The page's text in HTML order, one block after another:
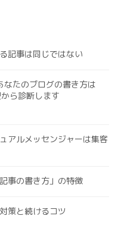
記事は同じではない
なたのブログの書き方は
ら診断します
アルメッセンジャーは集客
事の書き方」の特徴
策と続けるコツ